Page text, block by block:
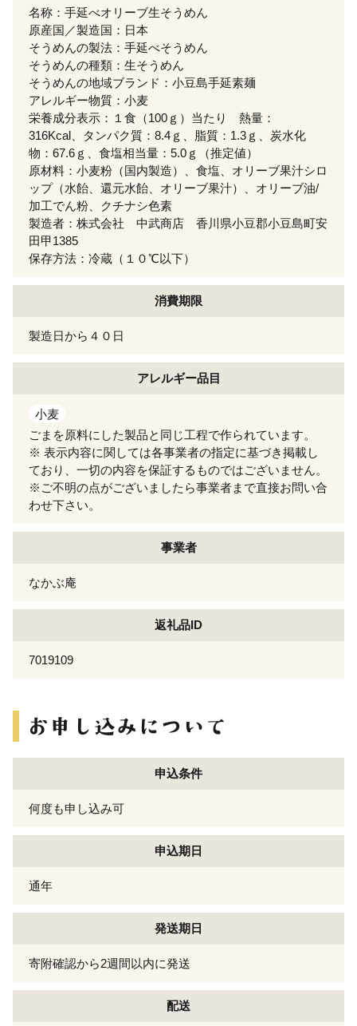
名称：手延べオリーブ生そうめん
原産国／製造国：日本
そうめんの製法：手延べそうめん
そうめんの種類：生そうめん
そうめんの地域ブランド：小豆島手延素麺
アレルギー物質：小麦
栄養成分表示：１食（100ｇ）当たり 熱量：
316Kcal、タンパク質：8.4ｇ、脂質：1.3ｇ、炭水化
物：67.6ｇ、食塩相当量：5.0ｇ（推定値）
原材料：小麦粉（国内製造）、食塩、オリーブ果汁シロ
ップ（水飴、還元水飴、オリーブ果汁）、オリーブ油/
加工でん粉、クチナシ色素
製造者：株式会社 中武商店 香川県小豆郡小豆島町安
田甲1385
保存方法：冷蔵（１０℃以下）
消費期限
製造日から４０日
アレルギー品目
小麦
ごまを原料にした製品と同じ工程で作られています。
※ 表示内容に関しては各事業者の指定に基づき掲載し
ており、一切の内容を保証するものではございません。
※ご不明の点がございましたら事業者まで直接お問い合
わせ下さい。
事業者
なかぶ庵
返礼品ID
7019109
申込条件
何度も申し込み可
申込期日
通年
発送期日
寄附確認から2週間以内に発送
配送